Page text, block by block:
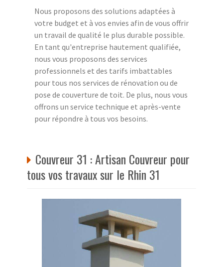
Nous proposons des solutions adaptées à
votre budget et à vos envies afin de vous offrir
un travail de qualité le plus durable possible.
En tant qu'entreprise hautement qualifiée,
nous vous proposons des services
professionnels et des tarifs imbattables
pour tous nos services de rénovation ou de
pose de couverture de toit. De plus, nous vous
offrons un service technique et après-vente
pour répondre à tous vos besoins.
Couvreur 31 : Artisan Couvreur pour
tous vos travaux sur le Rhin 31